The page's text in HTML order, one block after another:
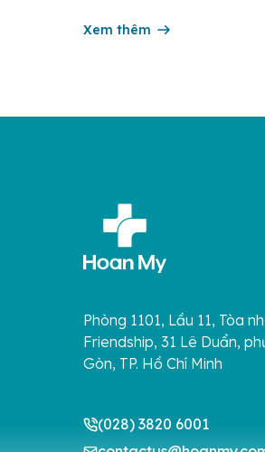
Những cơn này có thể gây ra
Xem thêm
Phòng 1101, Lầu 11, Tòa
Friendship, 31 Lê Duẩn,
Gòn, TP. Hồ Chí Minh
(028) 3820 6001